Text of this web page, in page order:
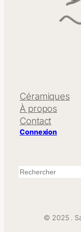
Céramiques
À propos
Contact
Connexion
Recherche
© 2025 .